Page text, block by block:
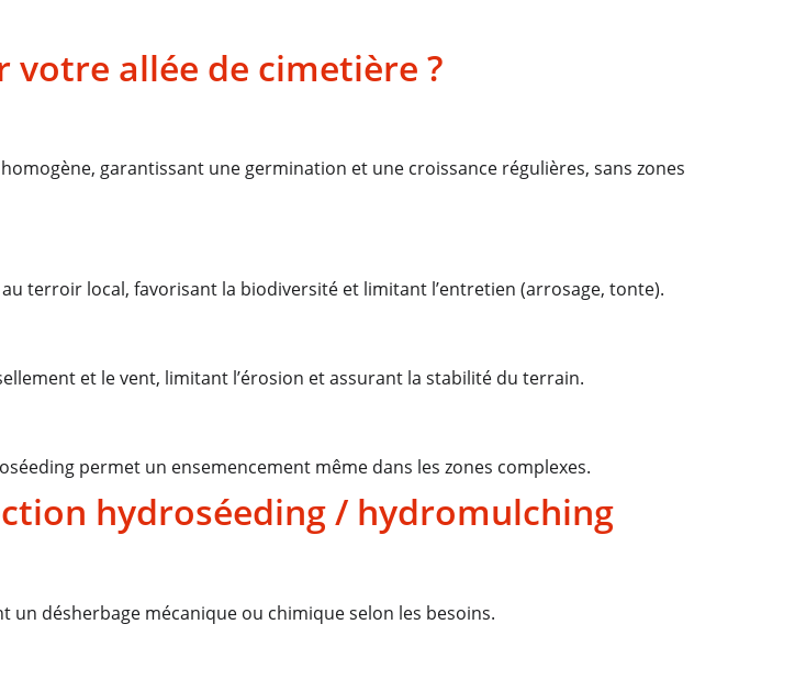
votre allée de cimetière ?
garantissant une germination et une croissance régulières, sans zones
terroir local, favorisant la biodiversité et limitant l’entretien (arrosage, tonte).
et le vent, limitant l’érosion et assurant la stabilité du terrain.
permet un ensemencement même dans les zones complexes.
hydroséeding / hydromulching
désherbage mécanique ou chimique selon les besoins.